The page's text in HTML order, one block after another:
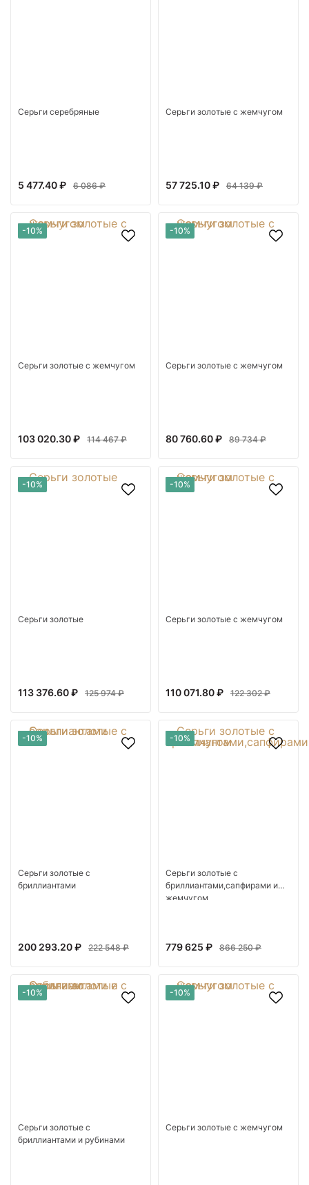
Серьги серебряные
5 477.40 ₽ 6 086 ₽
Серьги золотые с жемчугом
57 725.10 ₽ 64 139 ₽
-10%
Серьги золотые с жемчугом
103 020.30 ₽ 114 467 ₽
-10%
Серьги золотые с жемчугом
80 760.60 ₽ 89 734 ₽
-10%
Серьги золотые
113 376.60 ₽ 125 974 ₽
-10%
Серьги золотые с жемчугом
110 071.80 ₽ 122 302 ₽
-10%
Серьги золотые с
бриллиантами
200 293.20 ₽ 222 548 ₽
-10%
Серьги золотые с
бриллиантами,сапфирами и
жемчугом
779 625 ₽ 866 250 ₽
-10%
Серьги золотые с
бриллиантами и рубинами
-10%
Серьги золотые с жемчугом